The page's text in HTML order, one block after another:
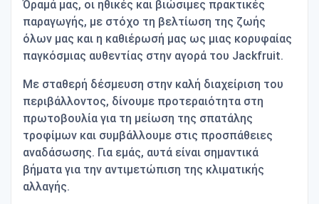
Όραμά μας, οι ηθικές και βιώσιμες πρακτικές
παραγωγής, με στόχο τη βελτίωση της ζωής
όλων μας και η καθιέρωσή μας ως μιας κορυφαίας
παγκόσμιας αυθεντίας στην αγορά του Jackfruit.
Mε σταθερή δέσμευση στην καλή διαχείριση του
περιβάλλοντος, δίνουμε προτεραιότητα στη
πρωτοβουλία για τη μείωση της σπατάλης
τροφίμων και συμβάλλουμε στις προσπάθειες
αναδάσωσης. Για εμάς, αυτά είναι σημαντικά
βήματα για την αντιμετώπιση της κλιματικής
αλλαγής.